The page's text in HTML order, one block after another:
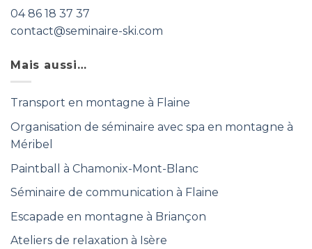
04 86 18 37 37
contact@seminaire-ski.com
Mais aussi…
Transport en montagne à Flaine
Organisation de séminaire avec spa en montagne à
Méribel
Paintball à Chamonix-Mont-Blanc
Séminaire de communication à Flaine
Escapade en montagne à Briançon
Ateliers de relaxation à Isère